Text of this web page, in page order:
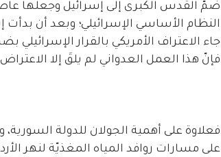
ضمّ القدس الكبرى إلى إسرائيل وجعلها
النظام الأساسي الإسرائيلي؛ وبعد أن
جاء الاعتراف الأمريكي بالقرار
فإنّ هذا العمل العدواني لم يلقَ إلا
فعلاوة على أهمية الجولان للدولة
على مسارات روافد المياه المغذيّة لنهر